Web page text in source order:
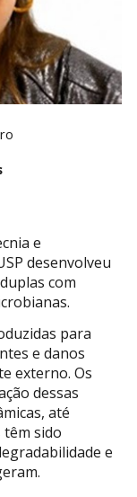
e
desenvolveu
com
para
e danos
externo. Os
dessas
até
têm sido
e